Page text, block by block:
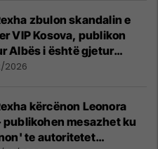
zbulon skandalin e
VIP Kosova, publikon
Albës i është gjetur
shtëpi
2026
kërcënon Leonora
mesazhet ku
te autoritetet